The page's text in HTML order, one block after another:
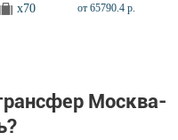
x70 от 65790.4 р.
Москва-